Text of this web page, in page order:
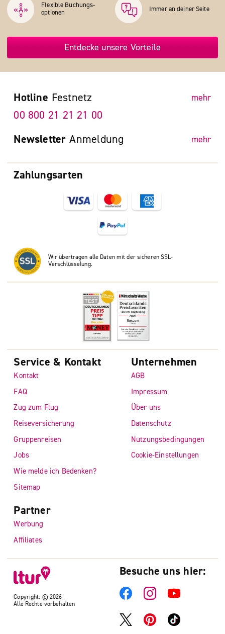
Flexible Buchungs­
optionen
Immer an deiner Seite
Entdecke unsere Vorteile
Zahlungsarten
Wir übertragen alle Daten mit der sicheren SSL-
Verschlüsselung.
Hotline Festnetz mehr
00 800 21 21 21 00
Newsletter Anmeldung mehr
Copyright: © 2026
Alle Rechte vorbehalten
Service & Kontakt
Kontakt
FAQ
Zug zum Flug
Reiseversicherung
Gruppenreisen
Jobs
Wie melde ich Bedenken?
Sitemap
Unternehmen
AGB
Impressum
Über uns
Datenschutz
Nutzungsbedingungen
Cookie-Einstellungen
Partner
Werbung
Affiliates
Besuche uns hier: